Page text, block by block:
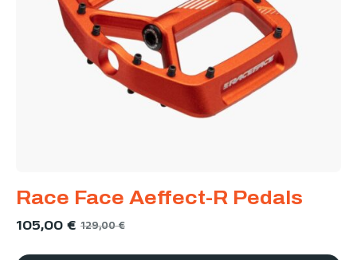
Race Face Aeffect-R Pedals
105,00€ 129,00€